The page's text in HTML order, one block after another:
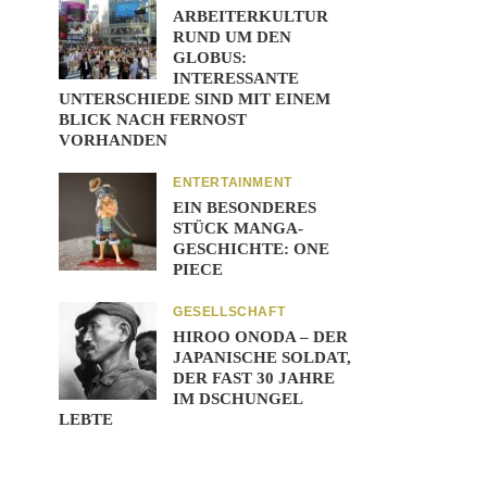
ARBEITERKULTUR
RUND UM DEN
GLOBUS:
INTERESSANTE
UNTERSCHIEDE SIND MIT EINEM
BLICK NACH FERNOST
VORHANDEN
ENTERTAINMENT
EIN BESONDERES
STÜCK MANGA-
GESCHICHTE: ONE
PIECE
GESELLSCHAFT
HIROO ONODA – DER
JAPANISCHE SOLDAT,
DER FAST 30 JAHRE
IM DSCHUNGEL
LEBTE